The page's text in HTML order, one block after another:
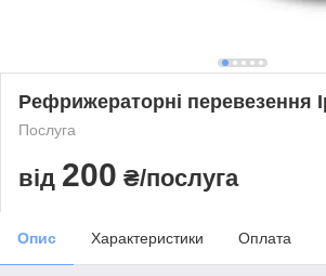
Рефрижераторні перевезення
Послуга
від 200 ₴/послуга
Опис Характеристики Оплата